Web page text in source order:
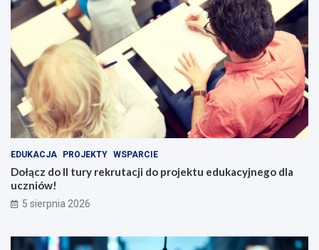
EDUKACJA PROJEKTY WSPARCIE
Dołącz do II tury rekrutacji do projektu edukacyjnego dla
uczniów!
5 sierpnia 2026